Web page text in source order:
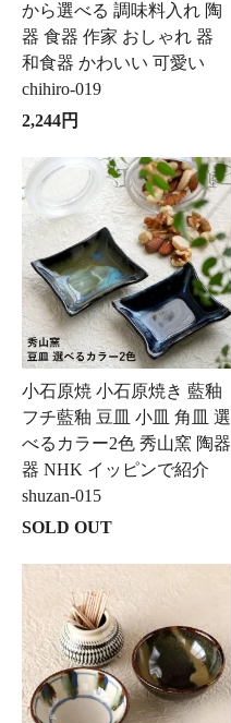
から選べる 調味料入れ 陶
器 食器 作家 おしゃれ 器
和食器 かわいい 可愛い
chihiro-019
2,244円
小石原焼 小石原焼き 藍釉
フチ藍釉 豆皿 小皿 角皿 選
べるカラー2色 秀山窯 陶器
器 NHK イッピンで紹介
shuzan-015
SOLD OUT